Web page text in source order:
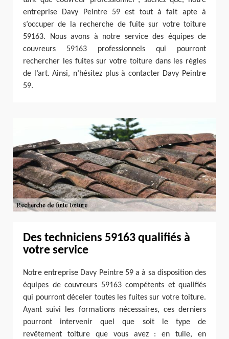
entreprise Davy Peintre 59 est tout à fait apte à
s’occuper de la recherche de fuite sur votre toiture
59163. Nous avons à notre service des équipes de
couvreurs 59163 professionnels qui pourront
rechercher les fuites sur votre toiture dans les règles
de l’art. Ainsi, n’hésitez plus à contacter Davy Peintre
59.
Des techniciens 59163 qualifiés à
votre service
Notre entreprise Davy Peintre 59 a à sa disposition des
équipes de couvreurs 59163 compétents et qualifiés
qui pourront déceler toutes les fuites sur votre toiture.
Ayant suivi les formations nécessaires, ces derniers
pourront intervenir quel que soit le type de
revêtement toiture que vous avez : en tuile, en